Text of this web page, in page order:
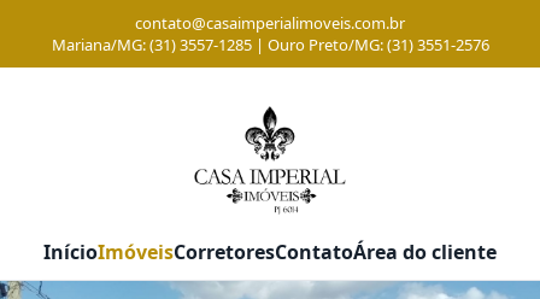
contato@casaimperialimoveis.com.br
Mariana/MG: (31) 3557-1285 | Ouro Preto/MG: (31) 3551-2576
InícioImóveisCorretoresContatoÁrea do cliente